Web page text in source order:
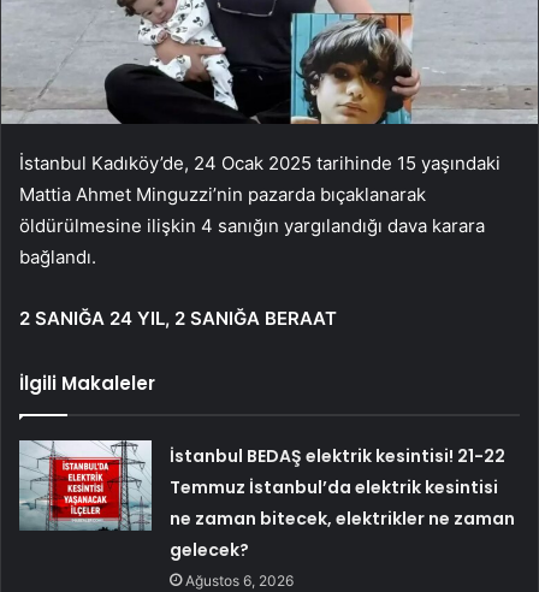
İstanbul Kadıköy’de, 24 Ocak 2025 tarihinde 15 yaşındaki
Mattia Ahmet Minguzzi’nin pazarda bıçaklanarak
öldürülmesine ilişkin 4 sanığın yargılandığı dava karara
bağlandı.
2 SANIĞA 24 YIL, 2 SANIĞA BERAAT
İlgili Makaleler
İstanbul BEDAŞ elektrik kesintisi! 21-22
Temmuz İstanbul’da elektrik kesintisi
ne zaman bitecek, elektrikler ne zaman
gelecek?
Ağustos 6, 2026